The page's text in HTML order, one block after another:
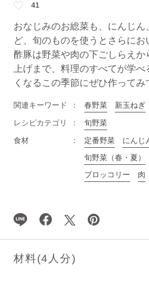
41
おなじみのお総菜も、にんじ
ど、旬のものを使うとさらにお
酢豚は野菜や肉の下ごしらえ
上げまで、料理のすべてが学
くなるこの季節にぜひ作ってみ
関連キーワード 春野菜 新玉ねぎ
レシピカテゴリ
旬野菜
食材
定番野菜 にんじ
旬野菜（春・夏）
ブロッコリー
肉
材料(4 人分)